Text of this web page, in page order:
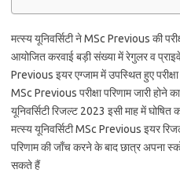
मत्स्य यूनिवर्सिटी ने MSc Previous की
आयोजित करवाई बड़ी संख्या में रेगुलर व
Previous इयर एग्जाम में उपस्थित हुए
MSc Previous परीक्षा परिणाम जारी होने
यूनिवर्सिटी रिजल्ट 2023 इसी माह में घोषित
मत्स्य यूनिवर्सिटी MSc Previous इयर
परिणाम की जाँच करने के बाद छात्र अपना
सकते हैं